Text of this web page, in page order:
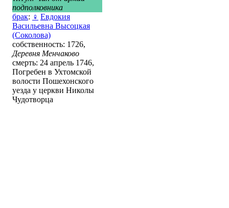
подполковника
брак: ♀ Евдокия
Васильевна Высоцкая
(Соколова)
собственность: 1726,
Деревня Менчаково
смерть: 24 апрель 1746,
Погребен в Ухтомской
волости Пошехонского
уезда у церкви Николы
Чудотворца